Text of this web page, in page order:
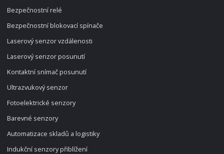
Bezpečnostní relé
Bezpečnostní blokovací spínače
Laserový senzor vzdálenosti
Laserový senzor posunutí
Kontaktní snímač posunutí
Ultrazvukový senzor
Fotoelektrické senzory
Barevné senzory
Automatizace skladů a logistiky
Indukční senzory přiblížení